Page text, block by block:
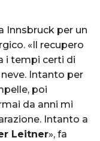
Innsbruck per un
«Il recupero
i tempi certi di
Intanto per
poi
da anni mi
Intanto a
Leitner», fa